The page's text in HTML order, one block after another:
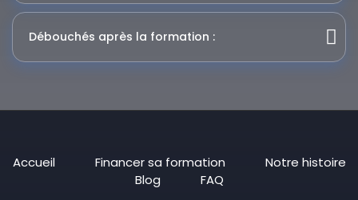
Débouchés après la formation :
Accueil Financer sa formation
Notre histoire
Blog
FAQ